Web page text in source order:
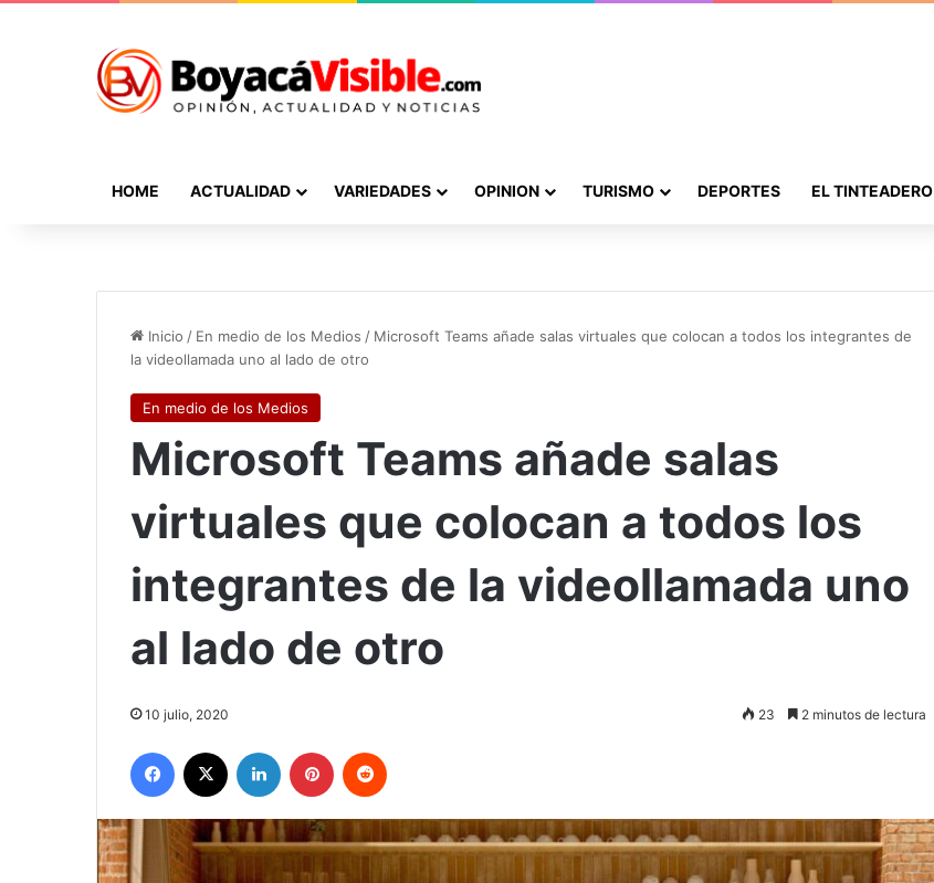
HOME ACTUALIDAD VARIEDADES OPINION TURISMO DEPORTES EL TINTEADERO
Inicio / En medio de los Medios / Microsoft Teams añade salas virtuales que colocan a todos los integrantes de
la videollamada uno al lado de otro
En medio de los Medios
Microsoft Teams añade salas
virtuales que colocan a todos los
integrantes de la videollamada uno
al lado de otro
10 julio, 2020 23 2 minutos de lectura
Facebook LinkedIn Pinterest